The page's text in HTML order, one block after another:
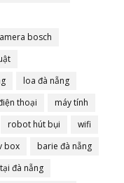
bosch
loa đà nẵng
thoại
máy tính
robot hút bụi
wifi
box
barie đà nẵng
đà nẵng